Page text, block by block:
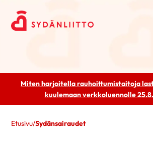
Miten harjoitella rauhoittumistaitoja
kuulemaanverkkoluennolle
Etusivu/Sydänsairaudet